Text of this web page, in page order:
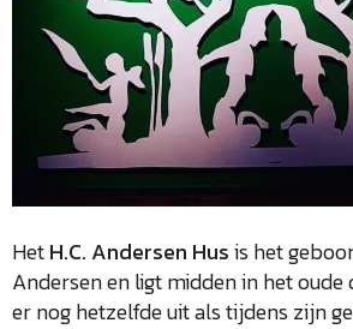
HetH.C. Andersen Husis het
Andersen en ligt midden in het oude
er nog hetzelfde uit als tijdens zijn